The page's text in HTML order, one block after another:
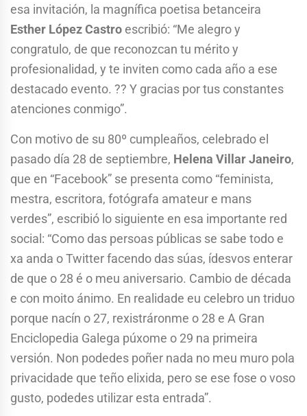
esa invitación, la magnífica poetisa betanceira
Esther López Castro escribió: “Me alegro y
congratulo, de que reconozcan tu mérito y
profesionalidad, y te inviten como cada año a ese
destacado evento. ?? Y gracias por tus constantes
atenciones conmigo”.
Con motivo de su 80º cumpleaños, celebrado el
pasado día 28 de septiembre, Helena Villar Janeiro,
que en “Facebook” se presenta como “feminista,
mestra, escritora, fotógrafa amateur e mans
verdes”, escribió lo siguiente en esa importante red
social: “Como das persoas públicas se sabe todo e
xa anda o Twitter facendo das súas, ídesvos enterar
de que o 28 é o meu aniversario. Cambio de década
e con moito ánimo. En realidade eu celebro un triduo
porque nacín o 27, rexistráronme o 28 e A Gran
Enciclopedia Galega púxome o 29 na primeira
versión. Non podedes poñer nada no meu muro pola
privacidade que teño elixida, pero se ese fose o voso
gusto, podedes utilizar esta entrada”.